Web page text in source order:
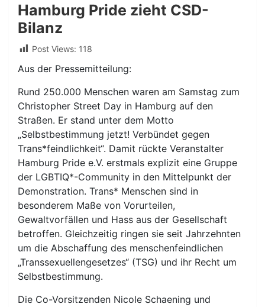
Hamburg Pride zieht CSD-
Bilanz
Post Views: 118
Aus der Pressemitteilung:
Rund 250.000 Menschen waren am Samstag zum
Christopher Street Day in Hamburg auf den
Straßen. Er stand unter dem Motto
„Selbstbestimmung jetzt! Verbündet gegen
Trans*feindlichkeit“. Damit rückte Veranstalter
Hamburg Pride e.V. erstmals explizit eine Gruppe
der LGBTIQ*-Community in den Mittelpunkt der
Demonstration. Trans* Menschen sind in
besonderem Maße von Vorurteilen,
Gewaltvorfällen und Hass aus der Gesellschaft
betroffen. Gleichzeitig ringen sie seit Jahrzehnten
um die Abschaffung des menschenfeindlichen
„Transsexuellengesetzes“ (TSG) und ihr Recht um
Selbstbestimmung.
Die Co-Vorsitzenden Nicole Schaening und